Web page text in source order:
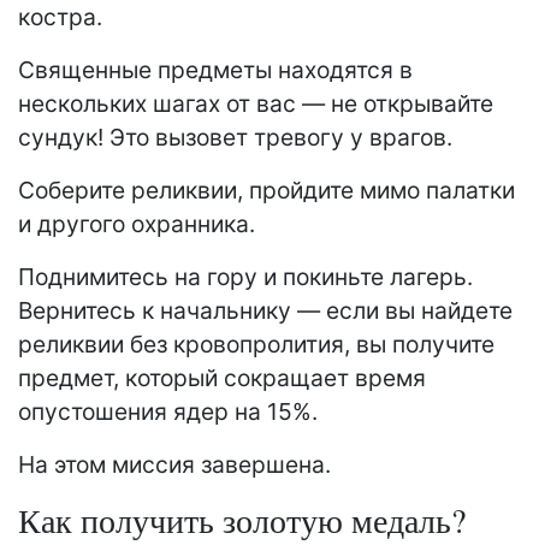
костра.
Священные предметы находятся в
нескольких шагах от вас — не открывайте
сундук! Это вызовет тревогу у врагов.
Соберите реликвии, пройдите мимо палатки
и другого охранника.
Поднимитесь на гору и покиньте лагерь.
Вернитесь к начальнику — если вы найдете
реликвии без кровопролития, вы получите
предмет, который сокращает время
опустошения ядер на 15%.
На этом миссия завершена.
Как получить золотую медаль?